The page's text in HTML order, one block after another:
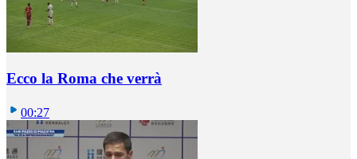
Ecco la Roma che verrà
00:27